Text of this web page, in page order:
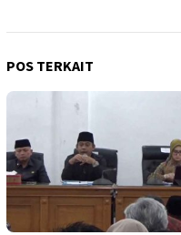
POS TERKAIT